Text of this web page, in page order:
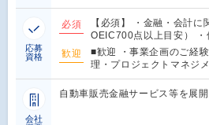
応募
資格
必須
【必須】 ・金融・会計
OEIC700点以上目安）
歓迎
■歓迎 ・事業企画のご経
理・プロジェクトマネジ
会社
自動車販売金融サービス等を展